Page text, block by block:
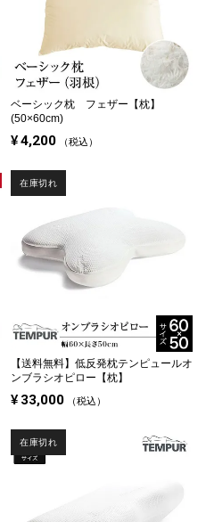
ベーシック枕 フェザー【枕】
(50×60cm)
¥4,200 税込
【送料無料】低反発枕テンピュールオ
ンブラシオピロー【枕】
¥ 33,000 税込
在庫切れ
在庫切れ